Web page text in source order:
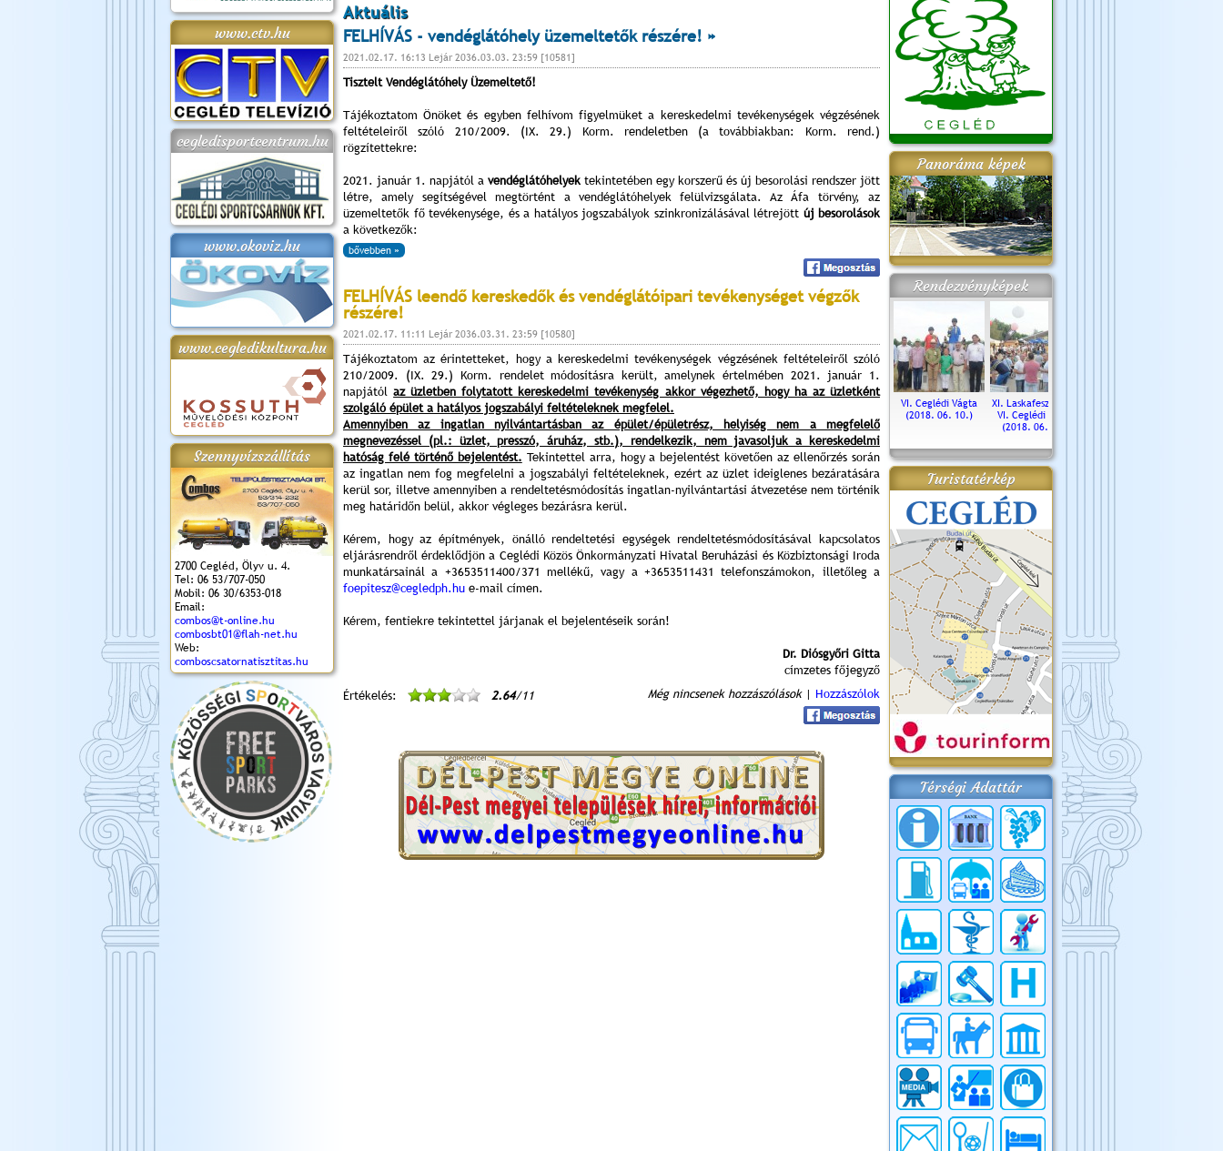
www.ctv.hu
cegledisportcentrum.hu
www.okoviz.hu
www.cegledikultura.hu
Szennyvízszállítás
2700 Cegléd, Ölyv u. 4.
Tel: 06 53/707-050
Mobil: 06 30/6353-018
Email:
combos@t-online.hu
combosbt01@flah-net.hu
Web:
comboscsatornatisztitas.hu
Aktuális
FELHÍVÁS - vendéglátóhely üzemeltetők részére! »
2021.02.17. 16:13 Lejár 2036.03.03. 23:59 [10581]
Tisztelt Vendéglátóhely Üzemeltető!
Tájékoztatom Önöket és egyben felhívom figyelmüket a kereskedelmi tevékenységek végzésének
feltételeiről szóló 210/2009. (IX. 29.) Korm. rendeletben (a továbbiakban: Korm. rend.)
rögzítettekre:
2021. január 1. napjától a vendéglátóhelyek tekintetében egy korszerű és új besorolási rendszer jött
létre, amely segítségével megtörtént a vendéglátóhelyek felülvizsgálata. Az Áfa törvény, az
üzemeltetők fő tevékenysége, és a hatályos jogszabályok szinkronizálásával létrejött új besorolások
a következők:
bővebben »
FELHÍVÁS leendő kereskedők és vendéglátóipari tevékenységet végzők
részére!
2021.02.17. 11:11 Lejár 2036.03.31. 23:59 [10580]
Tájékoztatom az érintetteket, hogy a kereskedelmi tevékenységek végzésének feltételeiről szóló
210/2009. (IX. 29.) Korm. rendelet módosításra került, amelynek értelmében 2021. január 1.
napjátólaz üzletben folytatott kereskedelmi tevékenység akkor végezhető, hogy ha az üzletként
szolgáló épület a hatályos jogszabályi feltételeknek megfelel.
Amennyiben az ingatlan nyilvántartásban az épület/épületrész, helyiség nem a megfelelő
megnevezéssel (pl.: üzlet, presszó, áruház, stb.), rendelkezik, nem javasoljuk a kereskedelmi
hatóság felé történő bejelentést. Tekintettel arra, hogy a bejelentést követően az ellenőrzés során
az ingatlan nem fog megfelelni a jogszabályi feltételeknek, ezért az üzlet ideiglenes bezáratására
kerül sor, illetve amennyiben a rendeltetésmódosítás ingatlan-nyilvántartási átvezetése nem történik
meg határidőn belül, akkor végleges bezárásra kerül.
Kérem, hogy az építmények, önálló rendeltetési egységek rendeltetésmódosításával kapcsolatos
eljárásrendről érdeklődjön a Ceglédi Közös Önkormányzati Hivatal Beruházási és Közbiztonsági Iroda
munkatársainál a +3653511400/371 mellékű, vagy a +3653511431 telefonszámokon, illetőleg a
foepitesz@cegledph.hu e-mail címen.
Kérem, fentiekre tekintettel járjanak el bejelentéseik során!
Dr. Diósgyőri Gitta
címzetes főjegyző
Értékelés:
2.64/11 Még nincsenek hozzászólások| Hozzászólok
Panoráma képek
Rendezvényképek
VI. Ceglédi Vágta
(2018. 06. 10.)
XI. Laskafesztivál és
VI. Ceglédi Vágta
(2018. 06. 10.)
Városnapok 2018.
Kossuth Toborzó
Ünnepély
Szent István Ünnepe
és Magyarok
Kenyere Program
(2017. 08. 20.)
V. Ceglédi Vágta
(2017. 06. 18.)
Laska fesztivál
2017.06.17.
Városnapok 2017.
2017.04.30 - 05.01
Turistatérkép
Térségi Adattár